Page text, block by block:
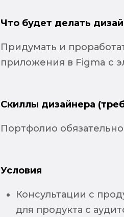
Что будет делать
Придумать и
приложения в Figma с
Скиллы дизайнера
Портфолио обязательно
Условия
Консультации с
для продукта с